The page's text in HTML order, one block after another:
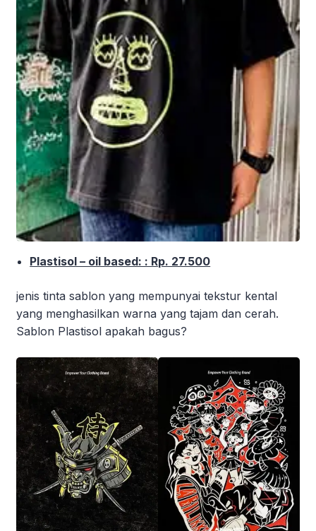
Plastisol – oil based: : Rp. 27.500
jenis tinta sablon yang mempunyai tekstur kental
yang menghasilkan warna yang tajam dan cerah.
Sablon Plastisol apakah bagus?